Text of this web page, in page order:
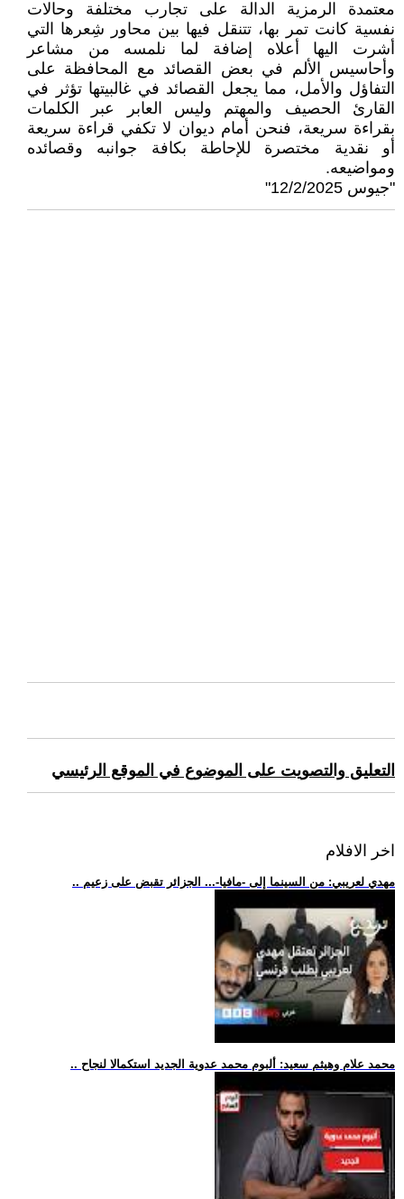
معتمدة الرمزية الدالة على تجارب مختلفة وحالات
نفسية كانت تمر بها، تتنقل فيها بين محاور شِعرها التي
أشرت اليها أعلاه إضافة لما نلمسه من مشاعر
وأحاسيس الألم في بعض القصائد مع المحافظة على
التفاؤل والأمل، مما يجعل القصائد في غالبيتها تؤثر في
القارئ الحصيف والمهتم وليس العابر عبر الكلمات
بقراءة سريعة، فنحن أمام ديوان لا تكفي قراءة سريعة
أو نقدية مختصرة للإحاطة بكافة جوانبه وقصائده
ومواضيعه.
"جيوس 12/2/2025"
التعليق والتصويت على الموضوع في الموقع الرئيسي
اخر الافلام
.. مهدي لعريبي: من السينما إلى -مافيا-... الجزائر تقبض على زعيم
.. محمد علام وهيثم سعيد: ألبوم محمد عدوية الجديد استكمالا لنجاح